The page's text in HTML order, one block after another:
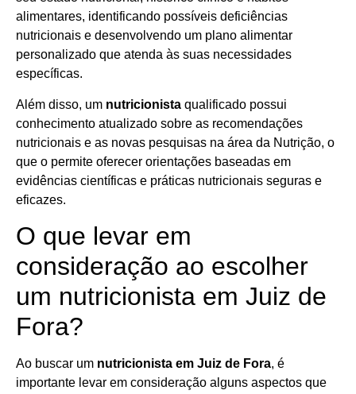
alimentares, identificando possíveis deficiências
nutricionais e desenvolvendo um plano alimentar
personalizado que atenda às suas necessidades
específicas.
Além disso, um nutricionista qualificado possui
conhecimento atualizado sobre as recomendações
nutricionais e as novas pesquisas na área da Nutrição, o
que o permite oferecer orientações baseadas em
evidências científicas e práticas nutricionais seguras e
eficazes.
O que levar em
consideração ao escolher
um nutricionista em Juiz de
Fora?
Ao buscar um nutricionista em Juiz de Fora, é
importante levar em consideração alguns aspectos que